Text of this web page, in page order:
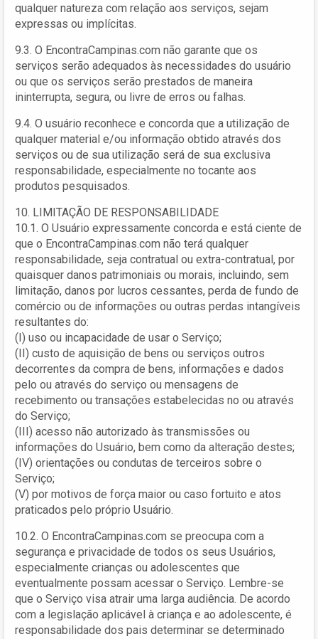
qualquer natureza com relação aos serviços, sejam
expressas ou implícitas.
9.3. O EncontraCampinas.com não garante que os
serviços serão adequados às necessidades do usuário
ou que os serviços serão prestados de maneira
ininterrupta, segura, ou livre de erros ou falhas.
9.4. O usuário reconhece e concorda que a utilização de
qualquer material e/ou informação obtido através dos
serviços ou de sua utilização será de sua exclusiva
responsabilidade, especialmente no tocante aos
produtos pesquisados.
10. LIMITAÇÃO DE RESPONSABILIDADE
10.1. O Usuário expressamente concorda e está ciente de
que o EncontraCampinas.com não terá qualquer
responsabilidade, seja contratual ou extra-contratual, por
quaisquer danos patrimoniais ou morais, incluindo, sem
limitação, danos por lucros cessantes, perda de fundo de
comércio ou de informações ou outras perdas intangíveis
resultantes do:
(I) uso ou incapacidade de usar o Serviço;
(II) custo de aquisição de bens ou serviços outros
decorrentes da compra de bens, informações e dados
pelo ou através do serviço ou mensagens de
recebimento ou transações estabelecidas no ou através
do Serviço;
(III) acesso não autorizado às transmissões ou
informações do Usuário, bem como da alteração destes;
(IV) orientações ou condutas de terceiros sobre o
Serviço;
(V) por motivos de força maior ou caso fortuito e atos
praticados pelo próprio Usuário.
10.2. O EncontraCampinas.com se preocupa com a
segurança e privacidade de todos os seus Usuários,
especialmente crianças ou adolescentes que
eventualmente possam acessar o Serviço. Lembre-se
que o Serviço visa atrair uma larga audiência. De acordo
com a legislação aplicável à criança e ao adolescente, é
responsabilidade dos pais determinar se determinado